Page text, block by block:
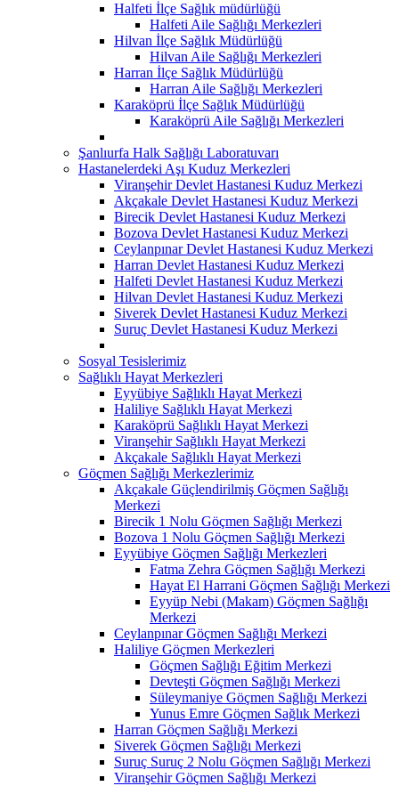
Halfeti İlçe Sağlık müdürlüğü
Halfeti Aile Sağlığı Merkezleri
Hilvan İlçe Sağlık Müdürlüğü
Hilvan Aile Sağlığı Merkezleri
Harran İlçe Sağlık Müdürlüğü
Harran Aile Sağlığı Merkezleri
Karaköprü İlçe Sağlık Müdürlüğü
Karaköprü Aile Sağlığı Merkezleri
Şanlıurfa Halk Sağlığı Laboratuvarı
Hastanelerdeki Aşı Kuduz Merkezleri
Viranşehir Devlet Hastanesi Kuduz Merkezi
Akçakale Devlet Hastanesi Kuduz Merkezi
Birecik Devlet Hastanesi Kuduz Merkezi
Bozova Devlet Hastanesi Kuduz Merkezi
Ceylanpınar Devlet Hastanesi Kuduz Merkezi
Harran Devlet Hastanesi Kuduz Merkezi
Halfeti Devlet Hastanesi Kuduz Merkezi
Hilvan Devlet Hastanesi Kuduz Merkezi
Siverek Devlet Hastanesi Kuduz Merkezi
Suruç Devlet Hastanesi Kuduz Merkezi
Sosyal Tesislerimiz
Sağlıklı Hayat Merkezleri
Eyyübiye Sağlıklı Hayat Merkezi
Haliliye Sağlıklı Hayat Merkezi
Karaköprü Sağlıklı Hayat Merkezi
Viranşehir Sağlıklı Hayat Merkezi
Akçakale Sağlıklı Hayat Merkezi
Göçmen Sağlığı Merkezlerimiz
Akçakale Güçlendirilmiş Göçmen Sağlığı
Merkezi
Birecik 1 Nolu Göçmen Sağlığı Merkezi
Bozova 1 Nolu Göçmen Sağlığı Merkezi
Eyyübiye Göçmen Sağlığı Merkezleri
Fatma Zehra Göçmen Sağlığı Merkezi
Hayat El Harrani Göçmen Sağlığı Merkezi
Eyyüp Nebi (Makam) Göçmen Sağlığı
Merkezi
Ceylanpınar Göçmen Sağlığı Merkezi
Haliliye Göçmen Merkezleri
Göçmen Sağlığı Eğitim Merkezi
Devteşti Göçmen Sağlığı Merkezi
Süleymaniye Göçmen Sağlığı Merkezi
Yunus Emre Göçmen Sağlık Merkezi
Harran Göçmen Sağlığı Merkezi
Siverek Göçmen Sağlığı Merkezi
Suruç Suruç 2 Nolu Göçmen Sağlığı Merkezi
Viranşehir Göçmen Sağlığı Merkezi